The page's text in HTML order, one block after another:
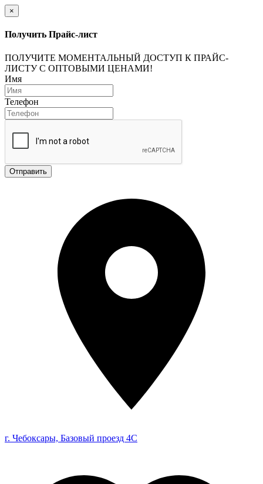
×
Получить Прайс-лист
ПОЛУЧИТЕ МОМЕНТАЛЬНЫЙ ДОСТУП К ПРАЙС-
ЛИСТУ С ОПТОВЫМИ ЦЕНАМИ!
Имя
Телефон
Отправить
г. Чебоксары, Базовый проезд 4С